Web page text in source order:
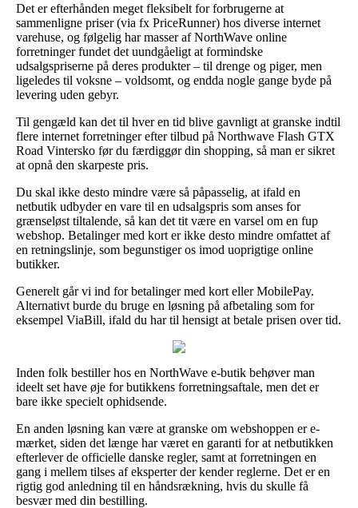
Det er efterhånden meget fleksibelt for forbrugerne at
sammenligne priser (via fx PriceRunner) hos diverse internet
varehuse, og følgelig har masser af NorthWave online
forretninger fundet det uundgåeligt at formindske
udsalgspriserne på deres produkter – til drenge og piger, men
ligeledes til voksne – voldsomt, og endda nogle gange byde på
levering uden gebyr.
Til gengæld kan det til hver en tid blive gavnligt at granske indtil
flere internet forretninger efter tilbud på Northwave Flash GTX
Road Vintersko før du færdiggør din shopping, så man er sikret
at opnå den skarpeste pris.
Du skal ikke desto mindre være så påpasselig, at ifald en
netbutik udbyder en vare til en udsalgspris som anses for
grænseløst tiltalende, så kan det tit være en varsel om en fup
webshop. Betalinger med kort er ikke desto mindre omfattet af
en retningslinje, som begunstiger os imod uoprigtige online
butikker.
Generelt går vi ind for betalinger med kort eller MobilePay.
Alternativt burde du bruge en løsning på afbetaling som for
eksempel ViaBill, ifald du har til hensigt at betale prisen over tid.
Inden folk bestiller hos en NorthWave e-butik behøver man
ideelt set have øje for butikkens forretningsaftale, men det er
bare ikke specielt ophidsende.
En anden løsning kan være at granske om webshoppen er e-
mærket, siden det længe har været en garanti for at netbutikken
efterlever de officielle danske regler, samt at forretningen en
gang i mellem tilses af eksperter der kender reglerne. Det er en
rigtig god anledning til en håndsrækning, hvis du skulle få
besvær med din bestilling.